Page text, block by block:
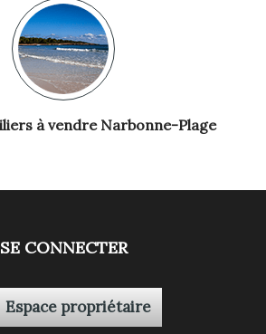
à vendre Narbonne-Plage
SE CONNECTER
Espace propriétaire